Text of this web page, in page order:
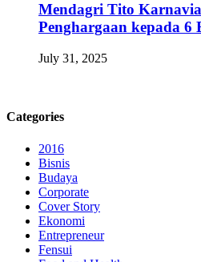
Mendagri Tito
Penghargaan kepada 6
July 31, 2025
Categories
2016
Bisnis
Budaya
Corporate
Cover Story
Ekonomi
Entrepreneur
Fensui